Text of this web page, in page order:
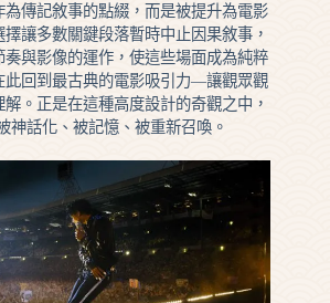
傳記敘事的點綴，而是被提升為電影
讓多數關鍵段落暫時中止因果敘事，
與影像的運作，使這些場面成為純粹
此回到最古典的電影吸引力—讓觀眾觀
。正是在這種高度設計的奇觀之中，
神話化、被記憶、被重新召喚。